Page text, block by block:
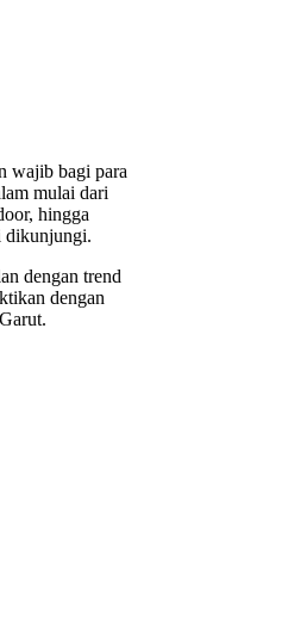
wajib bagi para
mulai dari
hingga
dikunjungi.
dengan trend
dengan